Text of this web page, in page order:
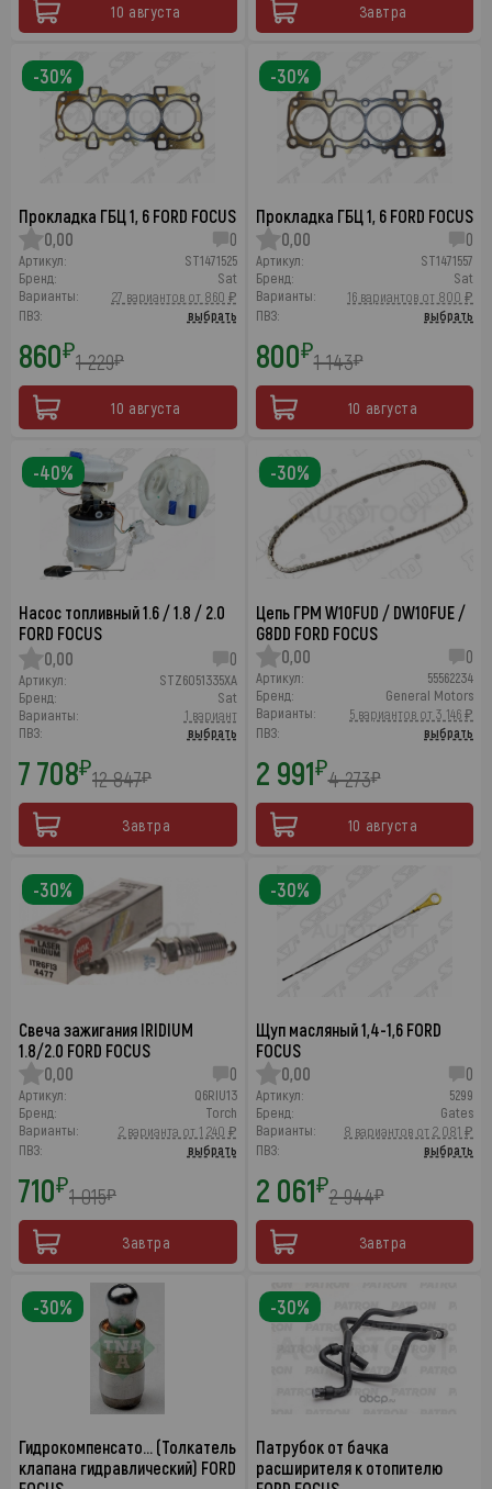
10 августа Завтра
Прокладка ГБЦ 1, 6 FORD FOCUS
0,00
0
Артикул:
ST1471525
Бренд:
Sat
Варианты:
27 вариантов от 860 ₽
ПВЗ:
выбрать
860₽1 229₽
10 августа
-30%
Прокладка ГБЦ 1, 6 FORD FOCUS
0,00
0
Артикул:
ST1471557
Бренд:
Sat
Варианты:
16 вариантов от 800 ₽
ПВЗ:
выбрать
800₽1 143₽
10 августа
-30%
Насос топливный 1.6 / 1.8 / 2.0
FORD FOCUS
0,00
0
Артикул:
STZ6051335XA
Бренд:
Sat
Варианты:
1 вариант
ПВЗ:
выбрать
7 708₽12 847₽
Завтра
-40%
Цепь ГРМ W10FUD / DW10FUE /
G8DD FORD FOCUS
0,00
0
Артикул:
55562234
Бренд:
General Motors
Варианты:
5 вариантов от 3 146 ₽
ПВЗ:
выбрать
2 991₽4 273₽
10 августа
-30%
Свеча зажигания IRIDIUM
1.8/2.0 FORD FOCUS
0,00
0
Артикул:
Q6RIU13
Бренд:
Torch
Варианты:
2 варианта от 1 240 ₽
ПВЗ:
выбрать
710₽1 015₽
Завтра
-30%
Щуп масляный 1,4-1,6 FORD
FOCUS
0,00
0
Артикул:
5299
Бренд:
Gates
Варианты:
8 вариантов от 2 081 ₽
ПВЗ:
выбрать
2 061₽2 944₽
Завтра
-30%
Гидрокомпенсато… (Толкатель
клапана гидравлический) FORD
-30%
Патрубок от бачка
расширителя к отопителю
-30%